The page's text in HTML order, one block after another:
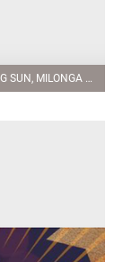
DANA SON & IRINA VOITENKO, HOUSE OF THE RISING SUN, MILONGA NOCHE DE LUNA